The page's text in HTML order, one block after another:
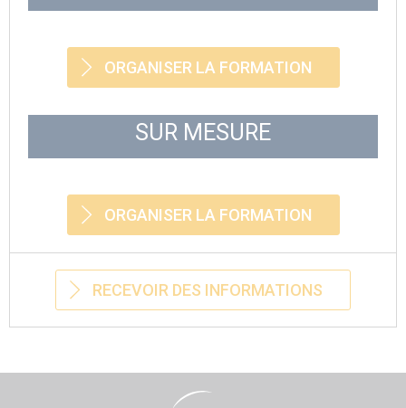
ORGANISER LA FORMATION
SUR MESURE
ORGANISER LA FORMATION
RECEVOIR DES INFORMATIONS